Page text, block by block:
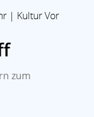
| Kultur Vor
zum